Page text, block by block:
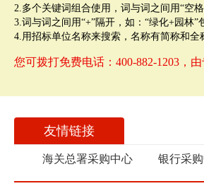
2.多个关键词组合使用，词与词之间用“空
3.词与词之间用“+”隔开，如：“绿化+园林
4.用招标单位名称来搜索，名称有简称和
您可拨打免费电话：400-882-1203，
友情链接
海关总署采购中心 银行采